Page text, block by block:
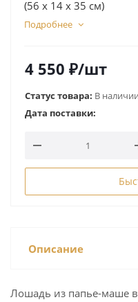
(56 х 14 х 35 см)
Подробнее
4 550 ₽/шт
Статус товара: В наличии
Дата поставки:
Описание
Лошадь из папье-маше